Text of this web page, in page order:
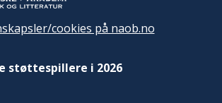
cookies på naob.no
støttespillere i 2026